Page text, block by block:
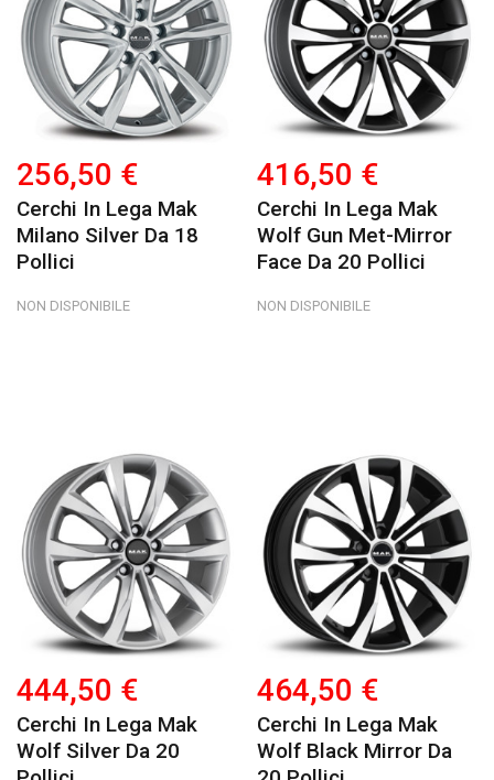
256,50 €
Cerchi In Lega Mak
Milano Silver Da 18
Pollici
NON DISPONIBILE
416,50 €
Cerchi In Lega Mak
Wolf Gun Met-Mirror
Face Da 20 Pollici
NON DISPONIBILE
444,50 €
Cerchi In Lega Mak
Wolf Silver Da 20
464,50 €
Cerchi In Lega Mak
Wolf Black Mirror Da